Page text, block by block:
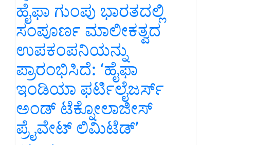
ಹೈಫಾ ಗುಂಪು ಭಾರತದಲ್ಲಿ
ಸಂಪೂರ್ಣ ಮಾಲೀಕತ್ವದ
ಉಪಕಂಪನಿಯನ್ನು
ಪ್ರಾರಂಭಿಸಿದೆ: ‘ಹೈಫಾ
ಇಂಡಿಯಾ ಫರ್ಟಿಲೈಜರ್ಸ್
ಅಂಡ್ ಟೆಕ್ನೋಲಾಜೀಸ್
ಪ್ರೈವೇಟ್ ಲಿಮಿಟೆಡ್’